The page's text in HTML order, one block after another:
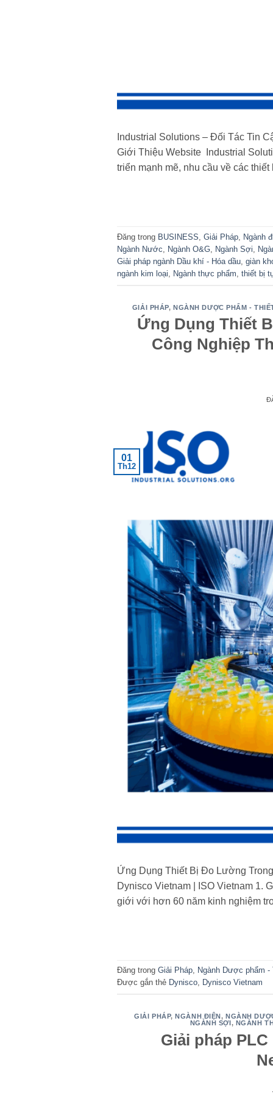
Industrial Solutions – Đối Tác Tin
Giới Thiệu Website Industrial
triển mạnh mẽ, nhu cầu về các
Đăng trong BUSINESS Giải Pháp
Ngành
Ngành Nước
Ngành O&G Ngành Sợi
Giải pháp ngành Dầu khí - Hóa dầu giàn
ngành kim loại
Ngành thực phẩm thiết bị
GIẢI PHÁP,NGÀNH DƯỢC PHẨM -
Ứng Dụng Thiết
Công Nghiệp
01
Th12
Ứng Dụng Thiết Bị Đo Lường
Dynisco Vietnam | ISO Vietnam 1.
giới với hơn 60 năm kinh nghiệm
Đăng trong Giải Pháp, Ngành Dược phẩm -
Được gắn thẻ Dynisco, Dynisco Vietnam
GIẢI PHÁP,NGÀNH ĐIỆN,NGÀNH
NGÀNH SỢI, NGÀNH
Giải pháp